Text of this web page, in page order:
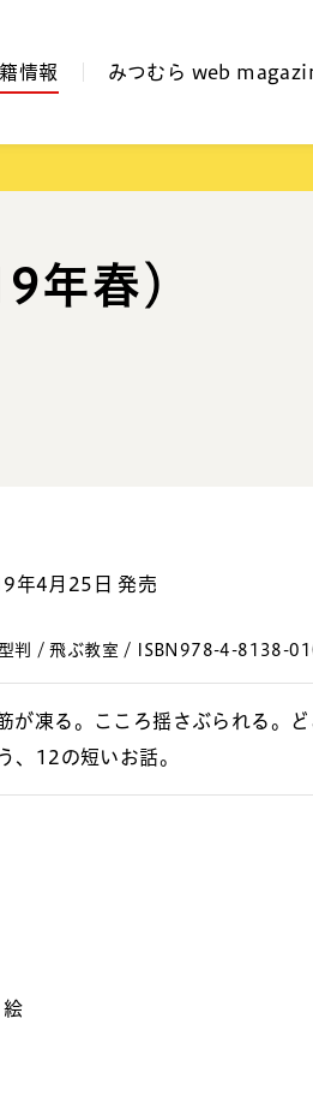
情報 みつむら web
年春）
年4月25日 発売
判 / 飛ぶ教室 / ISBN978-4-8138-
が凍る。こころ揺さぶられる。
、12の短いお話。